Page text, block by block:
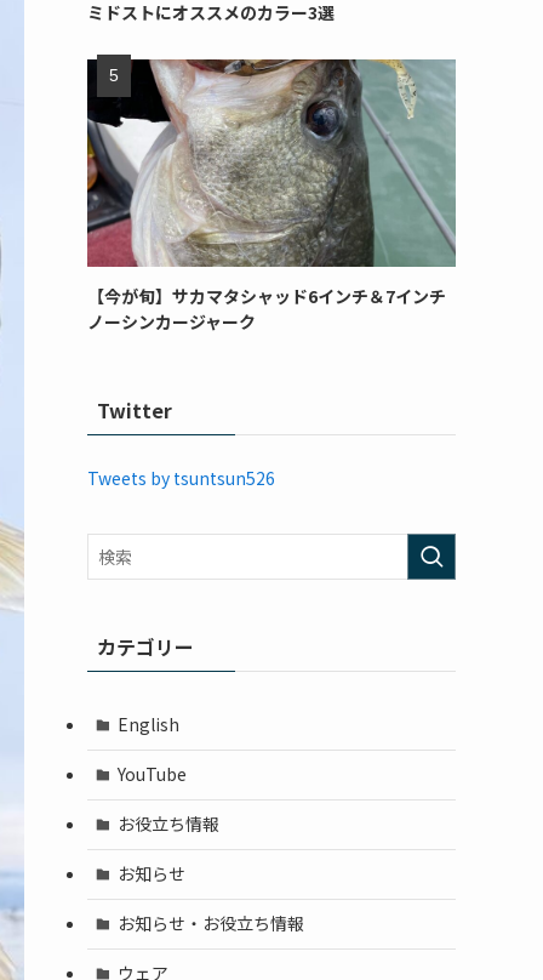
ミドストにオススメのカラー3選
【今が旬】サカマタシャッド6インチ＆7インチ
ノーシンカージャーク
Twitter
Tweets by tsuntsun526
カテゴリー
English
YouTube
お役立ち情報
お知らせ
お知らせ・お役立ち情報
ウェア